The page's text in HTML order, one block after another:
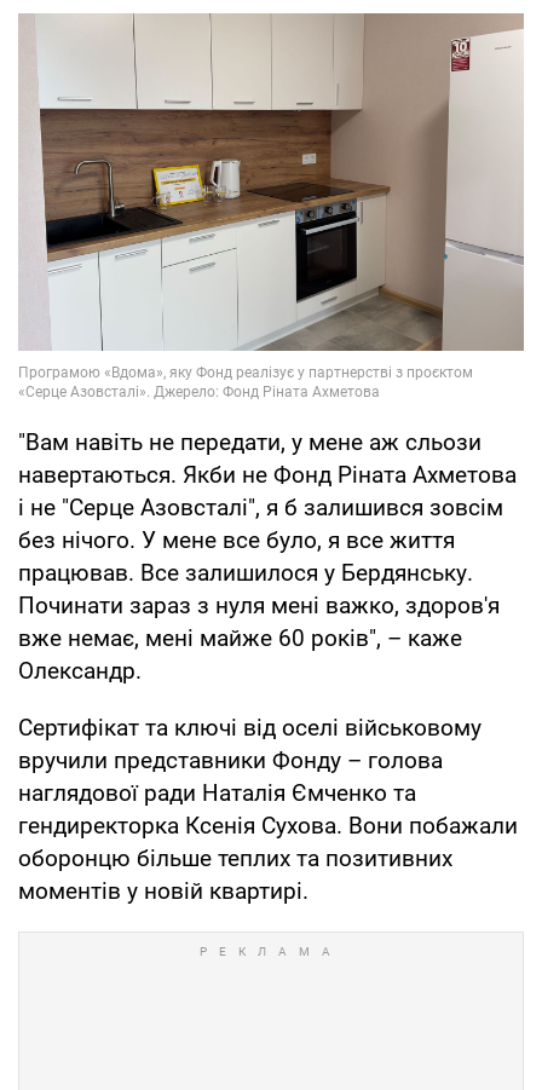
"Вам навіть не передати, у мене аж сльози
навертаються. Якби не Фонд Ріната Ахметова
і не "Серце Азовсталі", я б залишився зовсім
без нічого. У мене все було, я все життя
працював. Все залишилося у Бердянську.
Починати зараз з нуля мені важко, здоров'я
вже немає, мені майже 60 років", – каже
Олександр.
Сертифікат та ключі від оселі військовому
вручили представники Фонду – голова
наглядової ради Наталія Ємченко та
гендиректорка Ксенія Сухова. Вони побажали
оборонцю більше теплих та позитивних
моментів у новій квартирі.